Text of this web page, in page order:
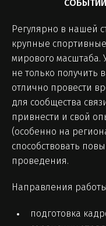
Регулярно в нашей
крупные
мирового масштаба.
не только получить
отлично провести
для сообщества
привнести и свой
(особенно на
способствовать
проведения.
Направления
подготовка